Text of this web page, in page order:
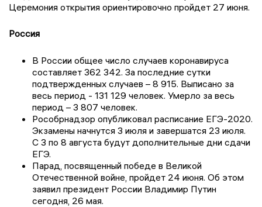
Церемония открытия ориентировочно пройдет 27 июня.
Россия
В России общее число случаев коронавируса
составляет 362 342. За последние сутки
подтвержденных случаев – 8 915. Выписано за
весь период - 131 129 человек. Умерло за весь
период – 3 807 человек.
Рособрнадзор опубликовал расписание ЕГЭ-2020.
Экзамены начнутся 3 июля и завершатся 23 июля.
С 3 по 8 августа будут дополнительные дни сдачи
ЕГЭ.
Парад, посвященный победе в Великой
Отечественной войне, пройдет 24 июня. Об этом
заявил президент России Владимир Путин
сегодня, 26 мая.